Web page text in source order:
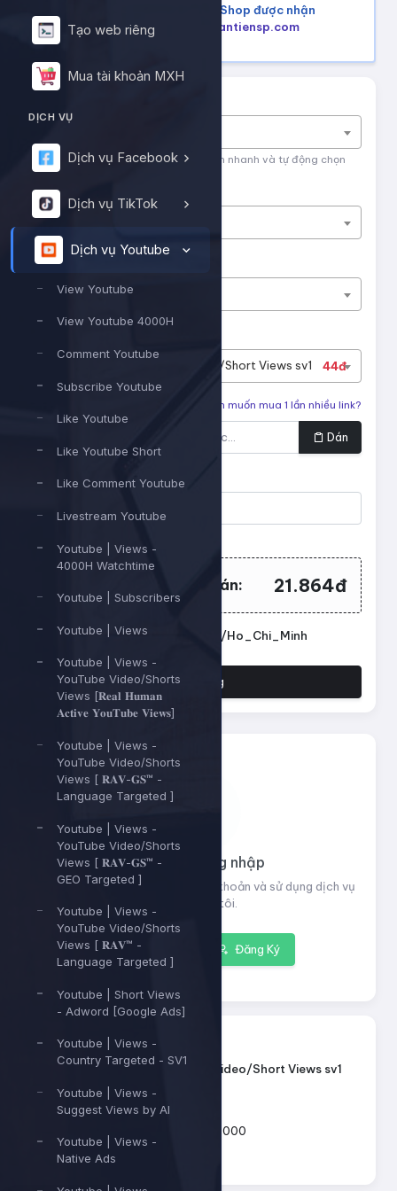
Tạo web riêng
Mua tài khoản MXH
DỊCH VỤ
Dịch vụ Facebook
Dịch vụ TikTok
Dịch vụ Youtube
View Youtube
View Youtube 4000H
Comment Youtube
Subscribe Youtube
Like Youtube
Like Youtube Short
Like Comment Youtube
Livestream Youtube
Youtube | Views -
4000H Watchtime
Youtube | Subscribers
Youtube | Views
Youtube | Views -
YouTube Video/Shorts
Views [𝐑𝐞𝐚𝐥 𝐇𝐮𝐦𝐚𝐧
𝐀𝐜𝐭𝐢𝐯𝐞 𝐘𝐨𝐮𝐓𝐮𝐛𝐞 𝐕𝐢𝐞𝐰𝐬]
Youtube | Views -
YouTube Video/Shorts
Views [ 𝐑𝐀𝐕-𝐆𝐒™ -
Language Targeted ]
Youtube | Views -
YouTube Video/Shorts
Views [ 𝐑𝐀𝐕-𝐆𝐒™ -
GEO Targeted ]
Youtube | Views -
YouTube Video/Shorts
Views [ 𝐑𝐀𝐕™ -
Language Targeted ]
Youtube | Short Views
- Adword [Google Ads]
Youtube | Views -
Country Targeted - SV1
Youtube | Views -
Suggest Views by AI
Youtube | Views -
Native Ads
Mua hàng trên Shopee, Tiktok Shop được nhận
lại tiền hoàn, tham khảo tại
hoantiensp.com
Nhập tên hoặc ID dịch vụ để tìm kiếm nhanh và tự động chọn
Nền tảng
Phân loại
View Youtube
Youtube - Video/Short Views sv1 44đ
Bạn muốn mua 1 lần nhiều link?
Dán
Tổng tiền cần thanh toán: 21.864đ
Đặt lịch chạy. Múi giờ: Asia/Ho_Chi_Minh
Đặt hàng
Vui lòng đăng nhập
Đăng nhập để xem thông tin tài khoản và sử dụng dịch vụ
của chúng tôi.
Đăng nhập Đăng Ký
ID dịch vụ:
Youtube - Video/Short Views sv1
Loại dịch vụ:
500 - 1.000.000
Giá mỗi 1: